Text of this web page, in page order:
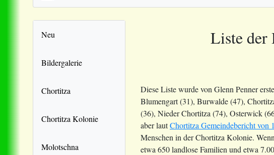
Neu
Bildergalerie
Chortitza
Chortitza Kolonie
Molotschna
Liste der
Diese Liste wurde von Glenn Penner
Blumengart (31), Burwalde (47),
(36), Nieder Chortitza (74), Osterwick
aber lautChortitza Gemeindebericht von
Menschen in der Chortitza Kolonie.
etwa 650 landlose Familien und etwa